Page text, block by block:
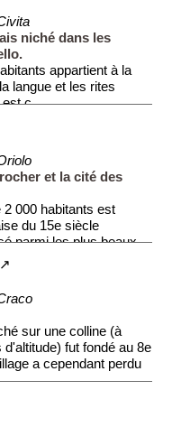
niché dans les
appartient à la
langue et les rites
est c...
et la cité des
000 habitants est
du 15e siècle
parmi les plus beaux ...
sur une colline (à
fut fondé au 8e
a cependant perdu